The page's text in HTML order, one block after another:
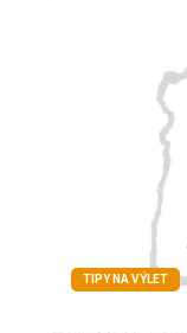
TIPY NA VÝLET